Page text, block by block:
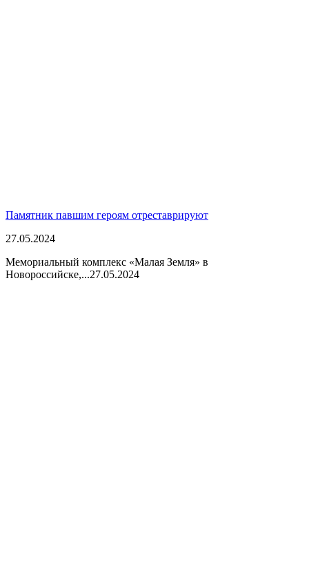
Памятник павшим героям отреставрируют
27.05.2024
Мемориальный комплекс «Малая Земля» в
Новороссийске,...27.05.2024